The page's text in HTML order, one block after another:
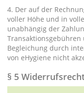
4. Der auf der
voller Höhe und in
unabhängig der
Begleichung durch
von eHygiene nicht
§ 5